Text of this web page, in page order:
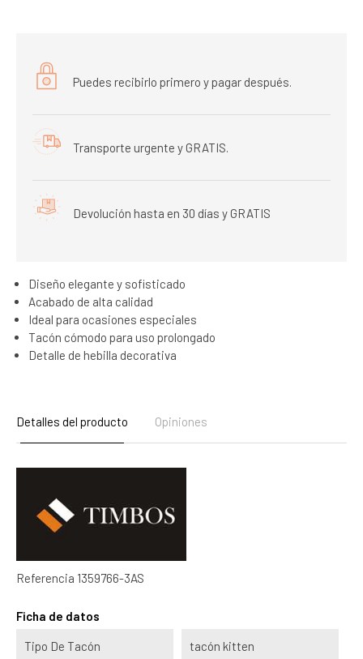
Puedes recibirlo primero y pagar después.
Transporte urgente y GRATIS.
Devolución hasta en 30 días y GRATIS
Diseño elegante y sofisticado
Acabado de alta calidad
Ideal para ocasiones especiales
Tacón cómodo para uso prolongado
Detalle de hebilla decorativa
Detalles del producto Opiniones
Referencia 1359766-3AS
Ficha de datos
Tipo De Tacón tacón kitten